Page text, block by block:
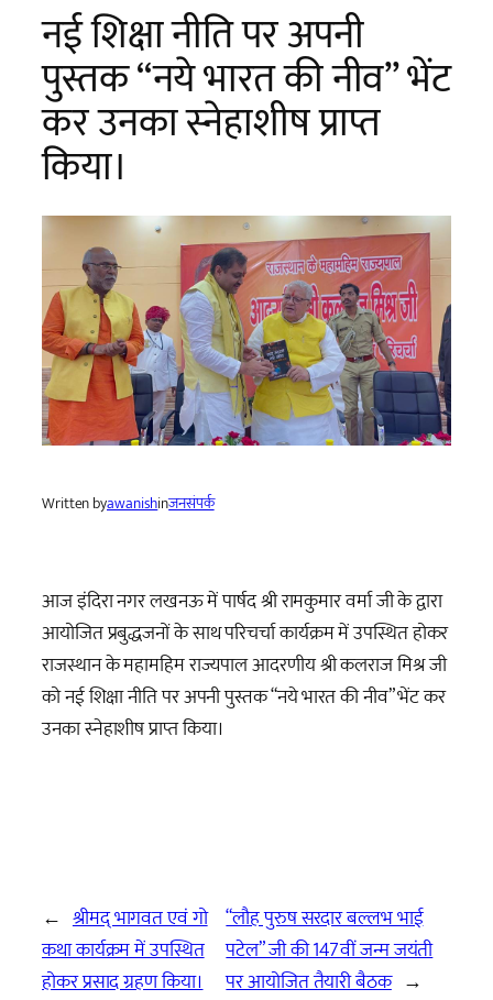
नई शिक्षा नीति पर अपनी
पुस्तक “नये भारत की नीव” भेंट
कर उनका स्नेहाशीष प्राप्त
किया।
Written byawanishinजनसंपर्क
आज इंदिरा नगर लखनऊ में पार्षद श्री रामकुमार वर्मा जी के द्वारा
आयोजित प्रबुद्धजनों के साथ परिचर्चा कार्यक्रम में उपस्थित होकर
राजस्थान के महामहिम राज्यपाल आदरणीय श्री कलराज मिश्र जी
को नई शिक्षा नीति पर अपनी पुस्तक “नये भारत की नीव” भेंट कर
उनका स्नेहाशीष प्राप्त किया।
← श्रीमद् भागवत एवं गो
कथा कार्यक्रम में उपस्थित
होकर प्रसाद ग्रहण किया।
“लौह पुरुष सरदार बल्लभ भाई
पटेल” जी की 147वीं जन्म जयंती
पर आयोजित तैयारी बैठक →